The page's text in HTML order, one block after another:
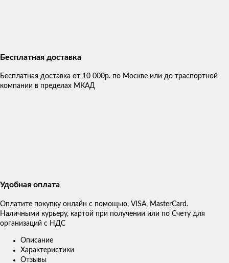
Бесплатная доставка
Бесплатная доставка от 10 000р. по Москве или до траспортной
компании в пределах МКАД
Удобная оплата
Оплатите покупку онлайн с помощью, VISA, MasterCard.
Наличными курьеру, картой при получении или по Счету для
организаций с НДС
Описание
Характеристики
Отзывы